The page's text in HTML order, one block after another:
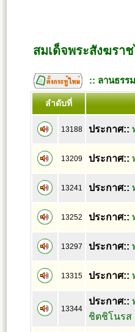
สมเด็จพระสังฆรา
:: ลานธรร
ลำดับที่
13188 ประกาศ::
13209 ประกาศ::
13241 ประกาศ::
13252 ประกาศ::
13297 ประกาศ::
13315 ประกาศ::
13344
ประกาศ::
ชิตชิโนรส